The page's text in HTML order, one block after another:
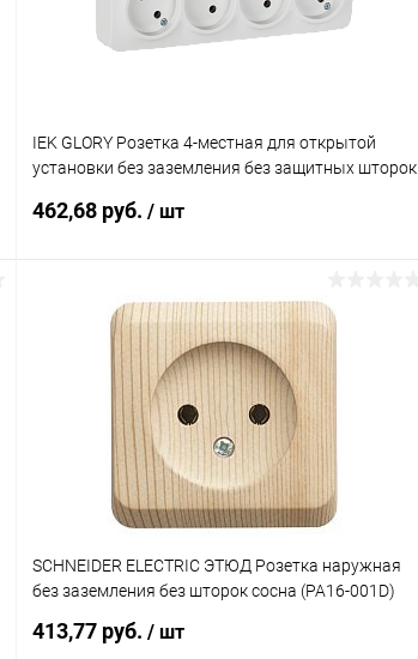
IEK GLORY Розетка 4-местная для открытой
установки без заземления без защитных шторок
10)
462,68 руб. / шт
В корзину
Купить в 1 клик К сравнению
В избранное В наличии
SCHNEIDER ELECTRIC ЭТЮД Розетка наружная
без заземления без шторок сосна (PA16-001D)
413,77 руб. / шт